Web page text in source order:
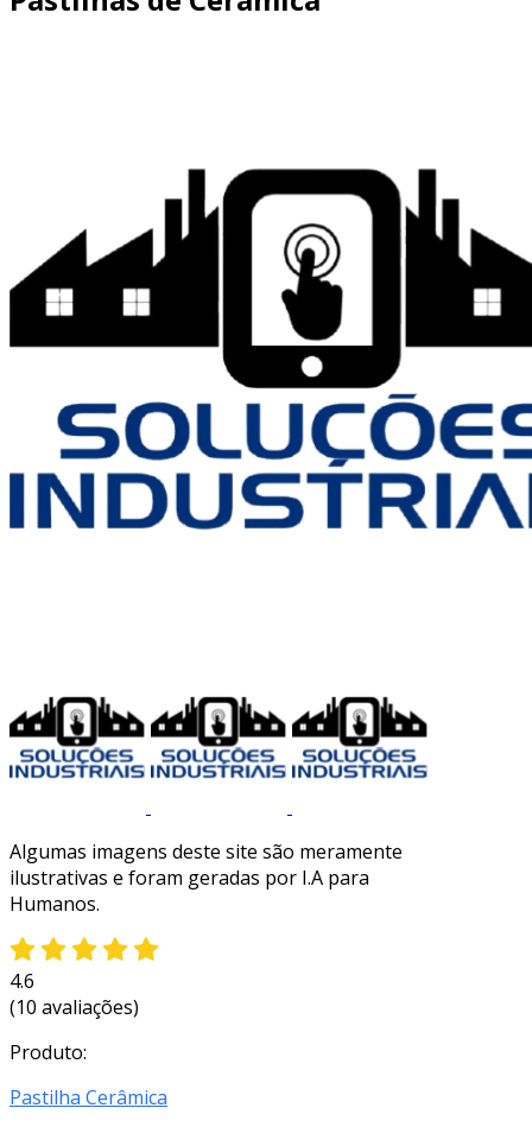
Algumas imagens deste site são meramente
ilustrativas e foram geradas por I.A para
Humanos.
4.6
(10 avaliações)
Produto:
Pastilha Cerâmica